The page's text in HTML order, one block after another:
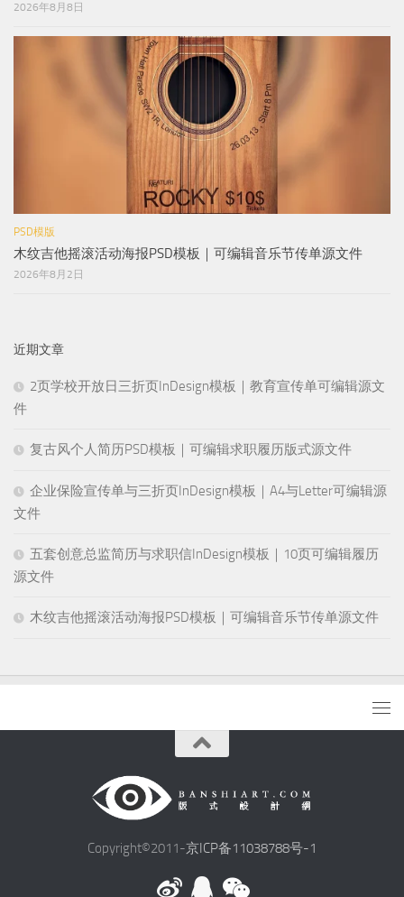
2026年8月8日
PSD模版
木纹吉他摇滚活动海报PSD模板｜可编辑音乐节传单源文件
2026年8月2日
近期文章
2页学校开放日三折页InDesign模板｜教育宣传单可编辑源文
件
复古风个人简历PSD模板｜可编辑求职履历版式源文件
企业保险宣传单与三折页InDesign模板｜A4与Letter可编辑源
文件
五套创意总监简历与求职信InDesign模板｜10页可编辑履历
源文件
木纹吉他摇滚活动海报PSD模板｜可编辑音乐节传单源文件
Copyright©2011-京ICP备11038788号-1